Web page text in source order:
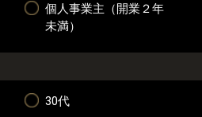
個人事業主（開業２年
未満）
30代